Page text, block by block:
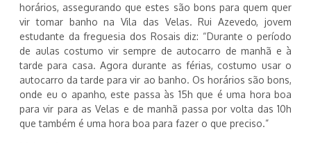
horários, assegurando que estes são bons para quem quer
vir tomar banho na Vila das Velas. Rui Azevedo, jovem
estudante da freguesia dos Rosais diz: “Durante o período
de aulas costumo vir sempre de autocarro de manhã e à
tarde para casa. Agora durante as férias, costumo usar o
autocarro da tarde para vir ao banho. Os horários são bons,
onde eu o apanho, este passa às 15h que é uma hora boa
para vir para as Velas e de manhã passa por volta das 10h
que também é uma hora boa para fazer o que preciso.”